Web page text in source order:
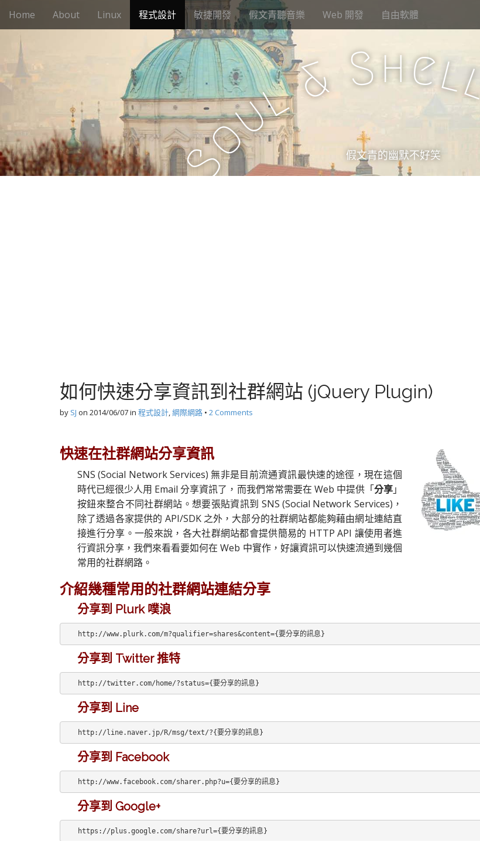
M
e
i
c
n
t
Home About Linux 程式設計 敏捷開發 假文青聽音樂 Web 開發 自由軟體
S
o
u
l& Shell
假文青的幽默不好笑
如何快速分享資訊到社群網站 (jQuery Plugin)
by SJ on 2014/06/07in 程式設計,網際網路 • 2 Comments
快速在社群網站分享資訊
SNS (Social Network Services) 無非是目前流通資訊最快速的途徑，現在這個
時代已經很少人用 Email 分享資訊了，而我們常常需要在 Web 中提供「分享」
按鈕來整合不同社群網站。想要張貼資訊到 SNS (Social Network Services)，
除了透過各家提供的 API/SDK 之外，大部分的社群網站都能夠藉由網址連結直
接進行分享。一般來說，各大社群網站都會提供簡易的 HTTP API 讓使用者進
行資訊分享，我們來看看要如何在 Web 中實作，好讓資訊可以快速流通到幾個
常用的社群網路。
介紹幾種常用的社群網站連結分享
分享到 Plurk 噗浪
http://www.plurk.com/m?qualifier=shares&content={要分享的訊息}
分享到 Twitter 推特
http://twitter.com/home/?status={要分享的訊息}
分享到 Line
http://line.naver.jp/R/msg/text/?{要分享的訊息}
分享到 Facebook
http://www.facebook.com/sharer.php?u={要分享的訊息}
分享到 Google+
https://plus.google.com/share?url={要分享的訊息}